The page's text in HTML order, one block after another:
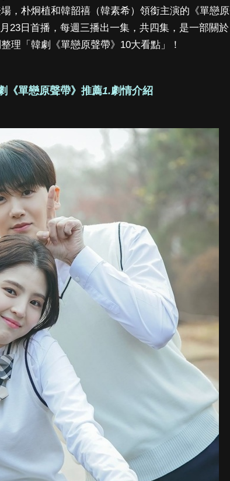
，朴炯植和韓韶禧（韓素希）領銜主演的《單戀
23日首播，每週三播出一集，共四集，是一部關於
理「韓劇《單戀原聲帶》10大看點」！
《單戀原聲帶》推薦1.劇情介紹